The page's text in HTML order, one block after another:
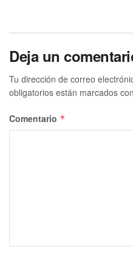
Deja un
Tu dirección de correo
obligatorios están marcados con
Comentario *